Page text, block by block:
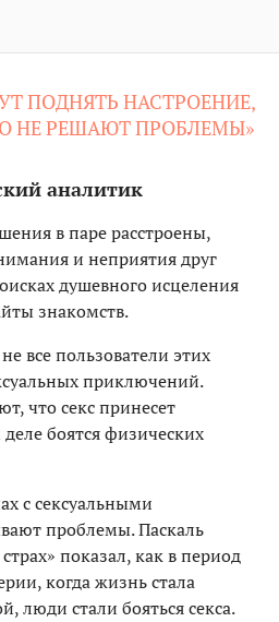
ПОДНЯТЬ НАСТРОЕНИЕ,
НЕ РЕШАЮТ ПРОБЛЕМЫ»
аналитик
в паре расстроены,
и неприятия друг
душевного исцеления
знакомств.
все пользователи этих
приключений.
что секс принесет
боятся физических
с сексуальными
проблемы. Паскаль
показал, как в период
когда жизнь стала
люди стали бояться секса.